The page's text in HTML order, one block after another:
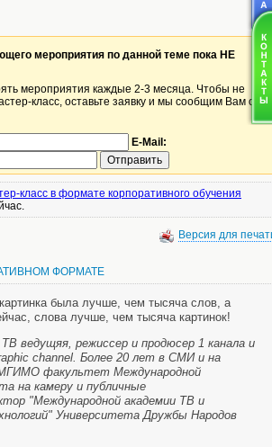
мероприятия по данной теме пока НЕ
мероприятия каждые 2-3 месяца. Чтобы не
класс, оставьте заявку и мы сообщим Вам об
E-Mail:
класс в формате корпоративного обучения
Версия для
ФОРМАТЕ
была лучше, чем тысяча слов, а
слова лучше, чем тысяча картинок!
ведущяя, режиссер и продюсер 1 канала и
channel. Более 20 лет в СМИ и на
факультет Международной
на камеру и публичные
"Международной академии ТВ и
Университета Дружбы Народов